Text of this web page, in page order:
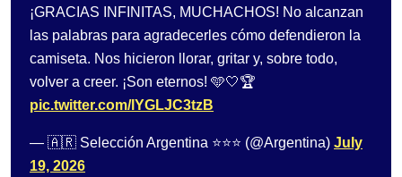
¡GRACIAS INFINITAS, MUCHACHOS! No alcanzan
las palabras para agradecerles cómo defendieron la
camiseta. Nos hicieron llorar, gritar y, sobre todo,
volver a creer. ¡Son eternos! 🩵🤍🏆
pic.twitter.com/lYGLJC3tzB
— 🇦🇷 Selección Argentina ⭐⭐⭐ (@Argentina) July
19, 2026